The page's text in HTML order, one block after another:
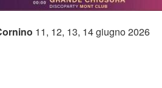
11, 12, 13, 14 giugno 2026